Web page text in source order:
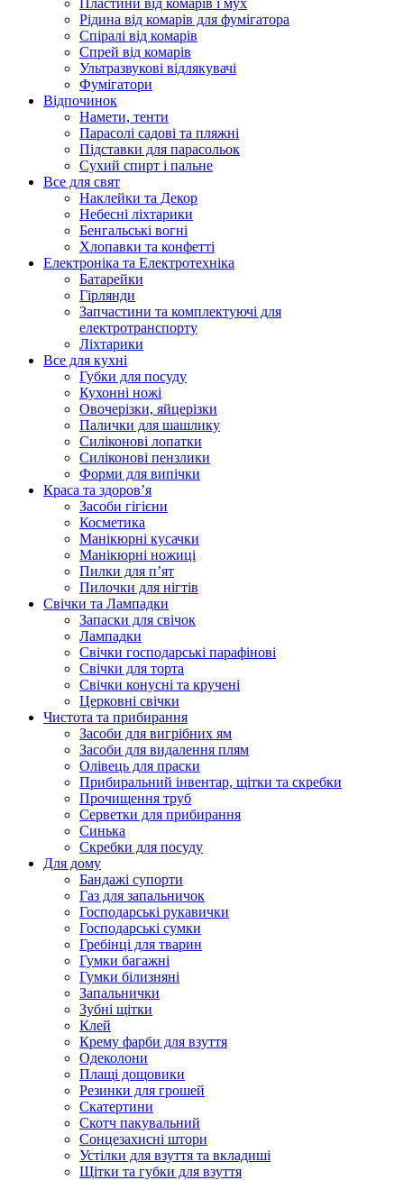
Пластини від комарів і мух
Рідина від комарів для фумігатора
Спіралі від комарів
Спрей від комарів
Ультразвукові відлякувачі
Фумігатори
Відпочинок
Намети, тенти
Парасолі садові та пляжні
Підставки для парасольок
Сухий спирт і пальне
Все для свят
Наклейки та Декор
Небесні ліхтарики
Бенгальські вогні
Хлопавки та конфетті
Електроніка та Електротехніка
Батарейки
Гірлянди
Запчастини та комплектуючі для
електротранспорту
Ліхтарики
Все для кухні
Губки для посуду
Кухонні ножі
Овочерізки, яйцерізки
Палички для шашлику
Силіконові лопатки
Силіконові пензлики
Форми для випічки
Краса та здоров’я
Засоби гігієни
Косметика
Манікюрні кусачки
Манікюрні ножиці
Пилки для п’ят
Пилочки для нігтів
Свічки та Лампадки
Запаски для свічок
Лампадки
Свічки господарські парафінові
Свічки для торта
Свічки конусні та кручені
Церковні свічки
Чистота та прибирання
Засоби для вигрібних ям
Засоби для видалення плям
Олівець для праски
Прибиральний інвентар, щітки та скребки
Прочищення труб
Серветки для прибирання
Синька
Скребки для посуду
Для дому
Бандажі супорти
Газ для запальничок
Господарські рукавички
Господарські сумки
Гребінці для тварин
Гумки багажні
Гумки білизняні
Запальнички
Зубні щітки
Клей
Крему фарби для взуття
Одеколони
Плащі дощовики
Резинки для грошей
Скатертини
Скотч пакувальний
Сонцезахисні штори
Устілки для взуття та вкладиші
Щітки та губки для взуття